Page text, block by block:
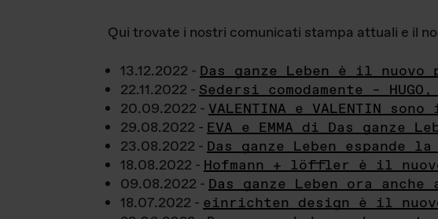
Qui trovate i nostri comunicati stampa attuali e il
13.12.2022 - Das ganze Leben è il
22.11.2022 - Sedersi comodamente – HUGO,
20.09.2022 - VALENTINA e VALENTIN
29.08.2022 - EVA e EMMA di Das
23.08.2022 - Das ganze Leben
18.08.2022 - Hofmann + löffler è il
09.08.2022 - Das ganze Leben ora
18.07.2022 - einrichten design è il